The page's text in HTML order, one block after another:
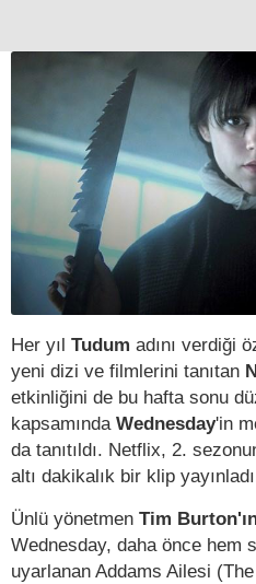
Her yıl Tudum adını verdiği
yeni dizi ve filmlerini tanıtan
etkinliğini de bu hafta sonu
kapsamında Wednesday'in
da tanıtıldı. Netflix, 2.
altı dakikalık bir klip
Ünlü yönetmen Tim
Wednesday, daha önce hem
uyarlanan Addams Ailesi